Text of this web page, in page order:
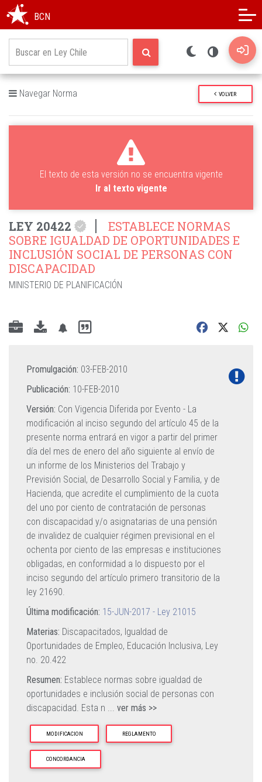
BCN
Navegar Norma VOLVER
El texto de esta versión no se encuentra vigente
Ir al texto vigente
LEY 20422
ESTABLECE NORMAS
SOBRE IGUALDAD DE OPORTUNIDADES E
INCLUSIÓN SOCIAL DE PERSONAS CON
DISCAPACIDAD
MINISTERIO DE PLANIFICACIÓN
Promulgación: 03-FEB-2010
Publicación: 10-FEB-2010
Versión: Con Vigencia Diferida por Evento - La
modificación al inciso segundo del artículo 45 de la
presente norma entrará en vigor a partir del primer
día del mes de enero del año siguiente al envío de
un informe de los Ministerios del Trabajo y
Previsión Social, de Desarrollo Social y Familia, y de
Hacienda, que acredite el cumplimiento de la cuota
del uno por ciento de contratación de personas
con discapacidad y/o asignatarias de una pensión
de invalidez de cualquier régimen previsional en el
ochenta por ciento de las empresas e instituciones
obligadas, en conformidad a lo dispuesto por el
inciso segundo del artículo primero transitorio de la
ley 21690.
Última modificación: 15-JUN-2017 - Ley 21015
Materias: Discapacitados, Igualdad de
Oportunidades de Empleo, Educación Inclusiva, Ley
no. 20.422
Resumen: Establece normas sobre igualdad de
oportunidades e inclusión social de personas con
discapacidad. Esta n ... ver más >>
MODIFICACION REGLAMENTO
CONCORDANCIA